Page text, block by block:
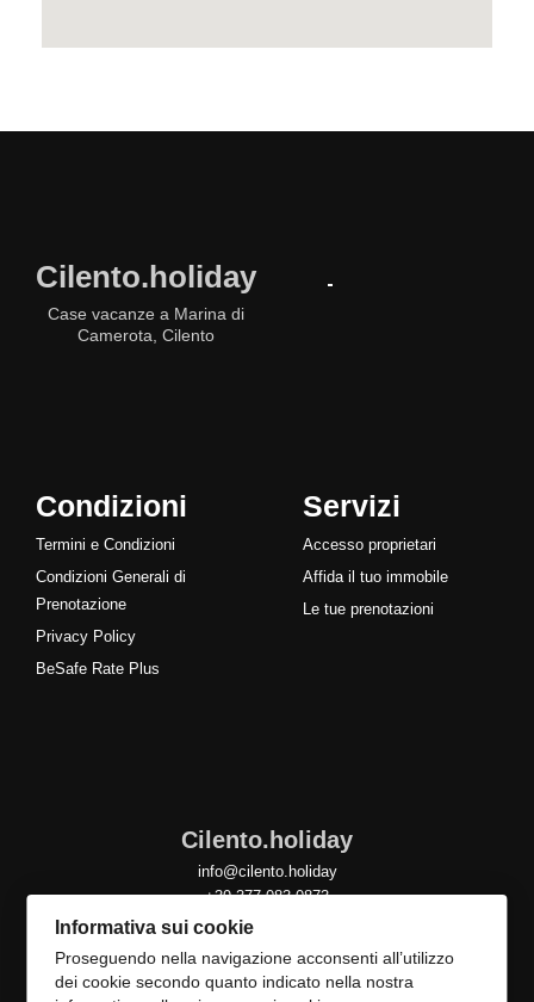
Cilento.holiday
Case vacanze a Marina di
Camerota, Cilento
Condizioni
Termini e Condizioni
Condizioni Generali di
Prenotazione
Privacy Policy
BeSafe Rate Plus
Servizi
Accesso proprietari
Affida il tuo immobile
Le tue prenotazioni
Cilento.holiday
info@cilento.holiday
+39 377 083 0873
Informativa sui cookie
Proseguendo nella navigazione acconsenti all’utilizzo
dei cookie secondo quanto indicato nella nostra